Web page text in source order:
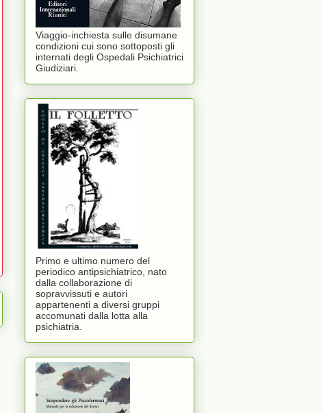
Viaggio-inchiesta sulle disumane
condizioni cui sono sottoposti gli
internati degli Ospedali Psichiatrici
Giudiziari.
Primo e ultimo numero del
periodico antipsichiatrico, nato
dalla collaborazione di
sopravvissuti e autori
appartenenti a diversi gruppi
accomunati dalla lotta alla
psichiatria.